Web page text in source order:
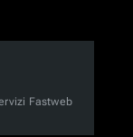
Fastweb